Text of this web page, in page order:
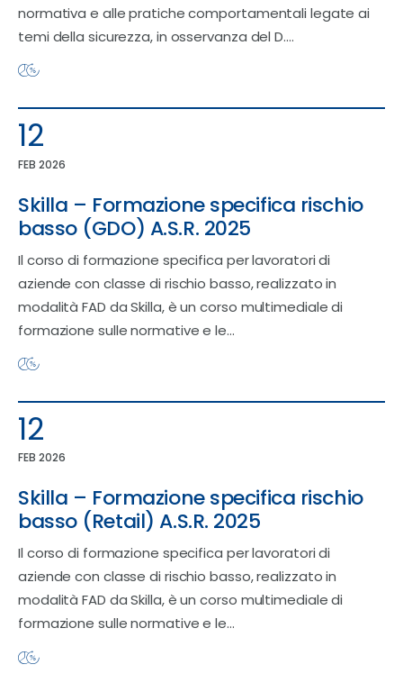
normativa e alle pratiche comportamentali legate ai
temi della sicurezza, in osservanza del D.…
12
FEB 2026
Skilla – Formazione specifica rischio
basso (GDO) A.S.R. 2025
Il corso di formazione specifica per lavoratori di
aziende con classe di rischio basso, realizzato in
modalità FAD da Skilla, è un corso multimediale di
formazione sulle normative e le…
12
FEB 2026
Skilla – Formazione specifica rischio
basso (Retail) A.S.R. 2025
Il corso di formazione specifica per lavoratori di
aziende con classe di rischio basso, realizzato in
modalità FAD da Skilla, è un corso multimediale di
formazione sulle normative e le…